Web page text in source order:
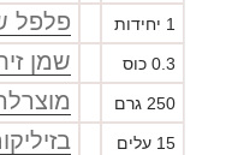
1 יחידות פלפל
0.3 כוס שמן
250 גרם
15 עלים